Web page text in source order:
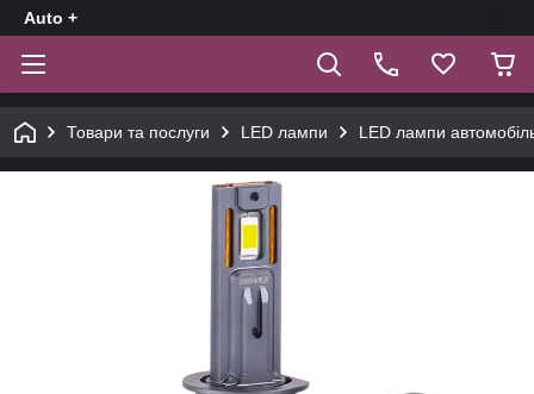
Auto +
Товари та послуги LED лампи LED лампи